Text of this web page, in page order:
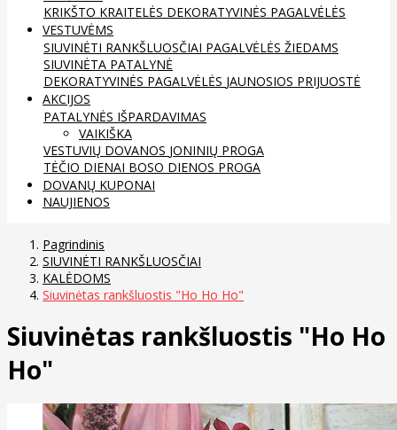
KRIKŠTO KRAITELĖS DEKORATYVINĖS PAGALVĖLĖS
VESTUVĖMS
SIUVINĖTI RANKŠLUOSČIAI PAGALVĖLĖS ŽIEDAMS
SIUVINĖTA PATALYNĖ
DEKORATYVINĖS PAGALVĖLĖS JAUNOSIOS PRIJUOSTĖ
AKCIJOS
PATALYNĖS IŠPARDAVIMAS
VAIKIŠKA
VESTUVIŲ DOVANOS JONINIŲ PROGA
TĖČIO DIENAI BOSO DIENOS PROGA
DOVANŲ KUPONAI
NAUJIENOS
Pagrindinis
SIUVINĖTI RANKŠLUOSČIAI
KALĖDOMS
Siuvinėtas rankšluostis "Ho Ho Ho"
Siuvinėtas rankšluostis "Ho Ho
Ho"